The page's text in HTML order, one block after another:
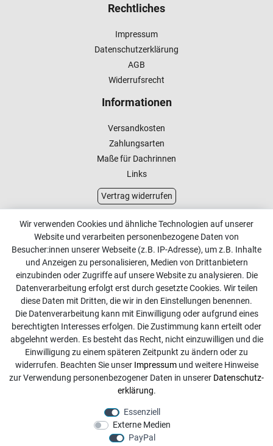
Rechtliches
Impressum
Datenschutzerklärung
AGB
Widerrufsrecht
Informationen
Versandkosten
Zahlungsarten
Maße für Dachrinnen
Links
Vertrag widerrufen
Kundenservice
Kontakt
Online Retourenservice
Kontakt
info@dachdecker-shop.de
+49 3501 507295
Montag - Freitag, 08:00 - 16:00
Anrufe aus dem dt. Festnetz zum Ortstarif, Preise aus dem
Mobilfunknetz ggf. abweichend (abhängig vom Provider).
Wir verwenden Cookies und ähnliche Technologien auf unserer
Website und verarbeiten personenbezogene Daten von
Besucher:innen unserer Webseite (z.B. IP-Adresse), um z.B. Inhalte
und Anzeigen zu personalisieren, Medien von Drittanbietern
einzubinden oder Zugriffe auf unsere Website zu analysieren. Die
Datenverarbeitung erfolgt erst durch gesetzte Cookies. Wir teilen
diese Daten mit Dritten, die wir in den Einstellungen benennen.
Die Datenverarbeitung kann mit Einwilligung oder aufgrund eines
berechtigten Interesses erfolgen. Die Zustimmung kann erteilt oder
abgelehnt werden. Es besteht das Recht, nicht einzuwilligen und die
Einwilligung zu einem späteren Zeitpunkt zu ändern oder zu
widerrufen. Beachten Sie unser Impressumund weitere Hinweise
zur Verwendung personenbezogener Daten in unserer Daten­schutz­
erklärung.
Essenziell
Externe Medien
PayPal